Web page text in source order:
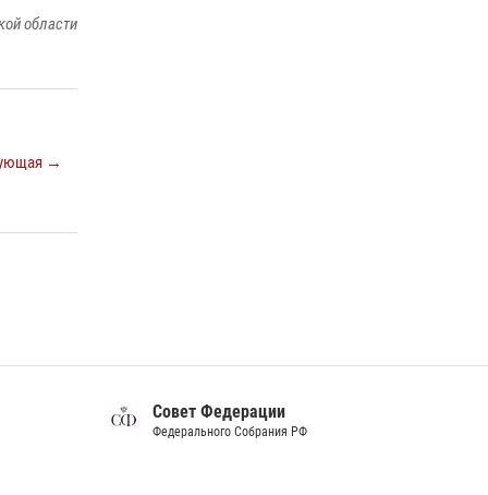
области
→
Совет Федерации
Федерального Собрания РФ